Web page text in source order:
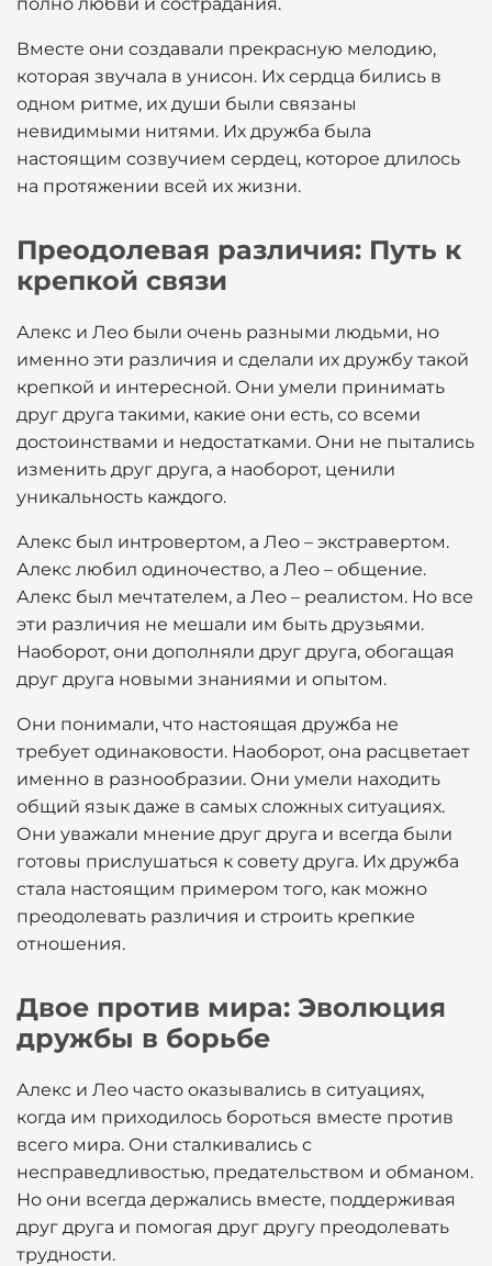
Вместе они создавали прекрасную мелодию,
которая звучала в унисон. Их сердца бились в
одном ритме, их души были связаны
невидимыми нитями. Их дружба была
настоящим созвучием сердец, которое длилось
на протяжении всей их жизни.
Преодолевая различия: Путь к
крепкой связи
Алекс и Лео были очень разными людьми, но
именно эти различия и сделали их дружбу такой
крепкой и интересной. Они умели принимать
друг друга такими, какие они есть, со всеми
достоинствами и недостатками. Они не пытались
изменить друг друга, а наоборот, ценили
уникальность каждого.
Алекс был интровертом, а Лео – экстравертом.
Алекс любил одиночество, а Лео – общение.
Алекс был мечтателем, а Лео – реалистом. Но все
эти различия не мешали им быть друзьями.
Наоборот, они дополняли друг друга, обогащая
друг друга новыми знаниями и опытом.
Они понимали, что настоящая дружба не
требует одинаковости. Наоборот, она расцветает
именно в разнообразии. Они умели находить
общий язык даже в самых сложных ситуациях.
Они уважали мнение друг друга и всегда были
готовы прислушаться к совету друга. Их дружба
стала настоящим примером того, как можно
преодолевать различия и строить крепкие
отношения.
Двое против мира: Эволюция
дружбы в борьбе
Алекс и Лео часто оказывались в ситуациях,
когда им приходилось бороться вместе против
всего мира. Они сталкивались с
несправедливостью, предательством и обманом.
Но они всегда держались вместе, поддерживая
друг друга и помогая друг другу преодолевать
трудности.